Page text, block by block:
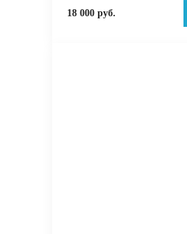
18 000 руб.